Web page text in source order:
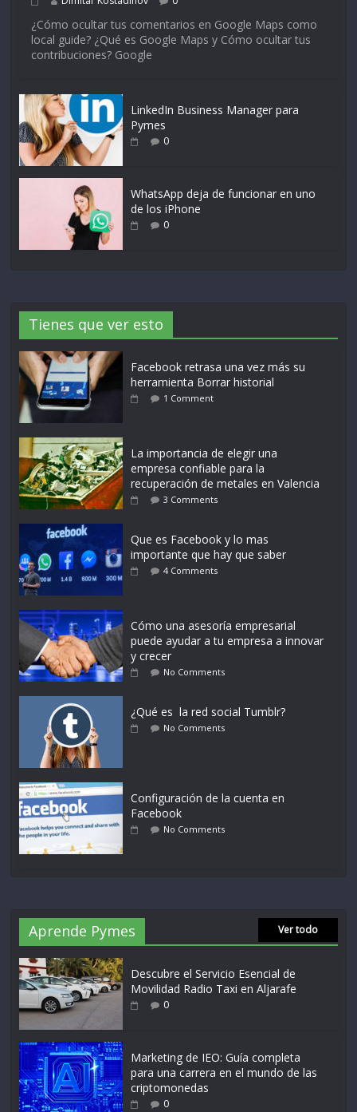
¿Cómo ocultar tus comentarios en Google Maps como
local guide? ¿Qué es Google Maps y Cómo ocultar tus
contribuciones? Google
LinkedIn Business Manager para
Pymes
0
WhatsApp deja de funcionar en uno
de los iPhone
0
Tienes que ver esto
Facebook retrasa una vez más su
herramienta Borrar historial
1 Comment
La importancia de elegir una
empresa confiable para la
recuperación de metales en Valencia
3 Comments
Que es Facebook y lo mas
importante que hay que saber
4 Comments
Cómo una asesoría empresarial
puede ayudar a tu empresa a innovar
y crecer
No Comments
¿Qué es la red social Tumblr?
No Comments
Configuración de la cuenta en
Facebook
No Comments
Aprende Pymes Ver todo
Descubre el Servicio Esencial de
Movilidad Radio Taxi en Aljarafe
0
Marketing de IEO: Guía completa
para una carrera en el mundo de las
criptomonedas
0